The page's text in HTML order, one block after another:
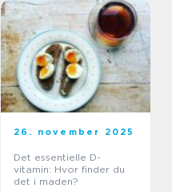
26. november 2025
Det essentielle D-
vitamin: Hvor finder du
det i maden?